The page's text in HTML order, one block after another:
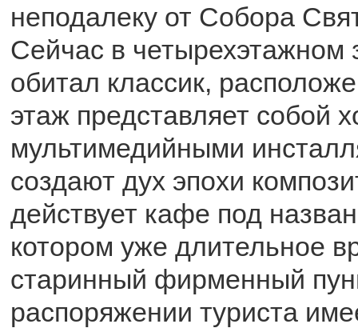
неподалеку от Собора
Сейчас в четырехэтажном
обитал классик,
этаж представляет собой
мультимедийными
создают дух эпохи
действует кафе под
котором уже длительное
старинный фирменный
распоряжении туриста